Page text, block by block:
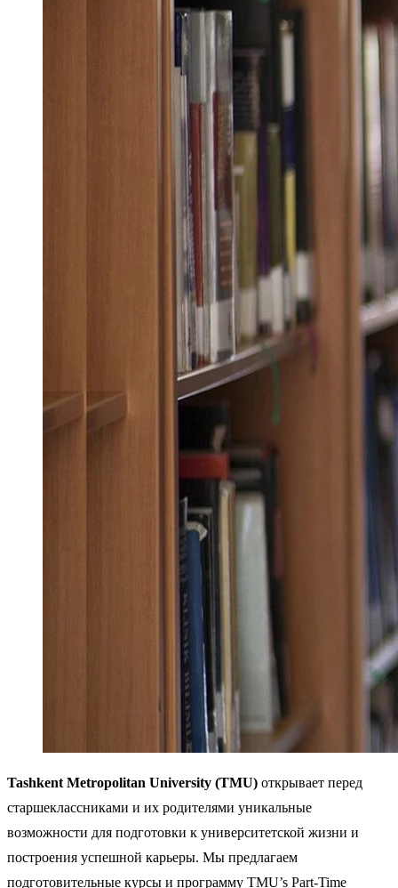
Tashkent Metropolitan University (TMU) открывает перед
старшеклассниками и их родителями уникальные
возможности для подготовки к университетской жизни и
построения успешной карьеры. Мы предлагаем
подготовительные курсы и программу TMU’s Part-Time